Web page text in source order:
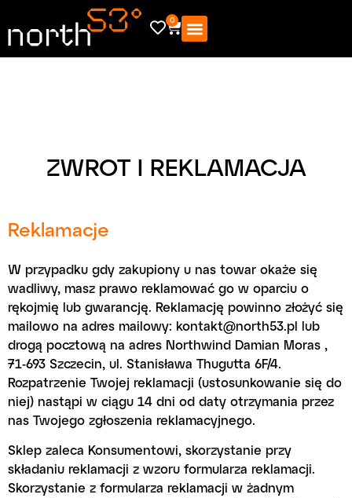
0
ZWROT I REKLAMACJA
Reklamacje
W przypadku gdy zakupiony u nas towar okaże się
wadliwy, masz prawo reklamować go w oparciu o
rękojmię lub gwarancję. Reklamację powinno złożyć się
mailowo na adres mailowy: kontakt@north53.pl lub
drogą pocztową na adres Northwind Damian Moras ,
71-693 Szczecin, ul. Stanisława Thugutta 6F/4.
Rozpatrzenie Twojej reklamacji (ustosunkowanie się do
niej) nastąpi w ciągu 14 dni od daty otrzymania przez
nas Twojego zgłoszenia reklamacyjnego.
Sklep zaleca Konsumentowi, skorzystanie przy
składaniu reklamacji z wzoru formularza reklamacji.
Skorzystanie z formularza reklamacji w żadnym